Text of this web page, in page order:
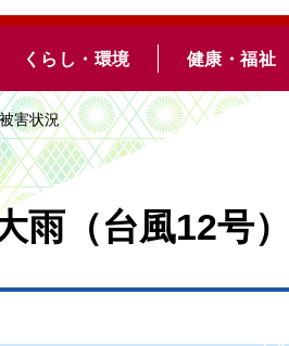
くらし・環境 健康・福祉
害状況
雨（台風12号